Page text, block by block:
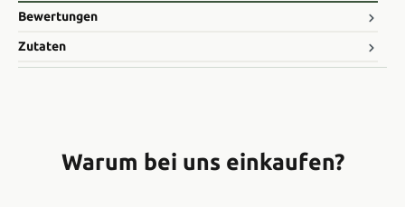
Bewertungen
Zutaten
Warum bei uns einkaufen?